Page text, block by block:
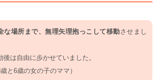
な場所まで、無理矢理抱っこして移動させまし
後は自由に歩かせていました。
歳と6歳の女の子のママ）